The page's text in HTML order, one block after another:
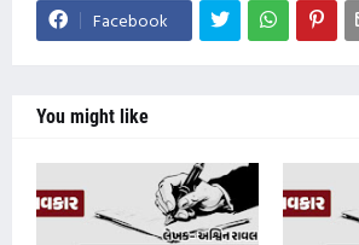
Facebook
You might like